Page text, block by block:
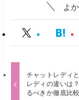
よ
チャットレディ
レディの違いは
るべきか徹底比較